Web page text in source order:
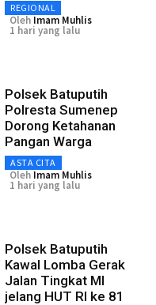
REGIONAL
Oleh Imam Muhlis
1 hari yang lalu
Polsek Batuputih
Polresta Sumenep
Dorong Ketahanan
Pangan Warga
ASTA CITA
Oleh Imam Muhlis
1 hari yang lalu
Polsek Batuputih
Kawal Lomba Gerak
Jalan Tingkat MI
jelang HUT RI ke 81